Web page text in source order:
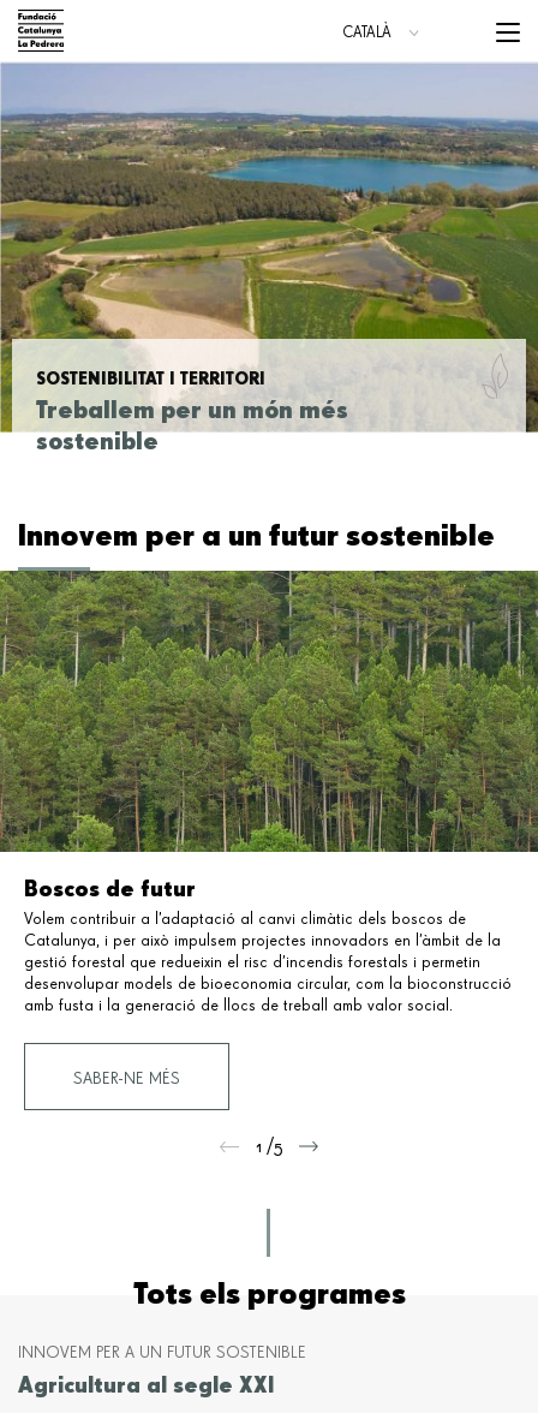
Vés
contingut
Main
navigation
Menu
CATALÀ
ESPAÑOL
SOSTENIBILITAT I TERRITORI
Treballem per un món més
sostenible
Innovem per a un futur sostenible
Boscos de futur
Volem contribuir a l’adaptació al canvi climàtic dels boscos de
Catalunya, i per això impulsem projectes innovadors en l’àmbit de la
gestió forestal que redueixin el risc d’incendis forestals i permetin
desenvolupar models de bioeconomia circular, com la bioconstrucció
amb fusta i la generació de llocs de treball amb valor social.
SABER-NE MÉS
Tots els programes
INNOVEM PER A UN FUTUR SOSTENIBLE
Agricultura al segle XXI